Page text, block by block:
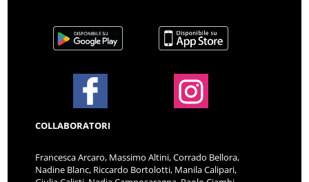
COLLABORATORI
Francesca Arcaro, Massimo Altini, Corrado Bellora,
Nadine Blanc, Riccardo Bortolotti, Manila Calipari,